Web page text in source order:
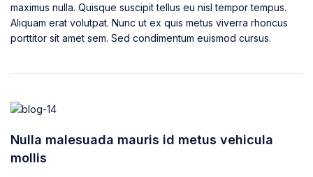
maximus nulla. Quisque suscipit tellus eu nisl tempor tempus.
Aliquam erat volutpat. Nunc ut ex quis metus viverra rhoncus
porttitor sit amet sem. Sed condimentum euismod cursus.
Nulla malesuada mauris id metus vehicula
mollis